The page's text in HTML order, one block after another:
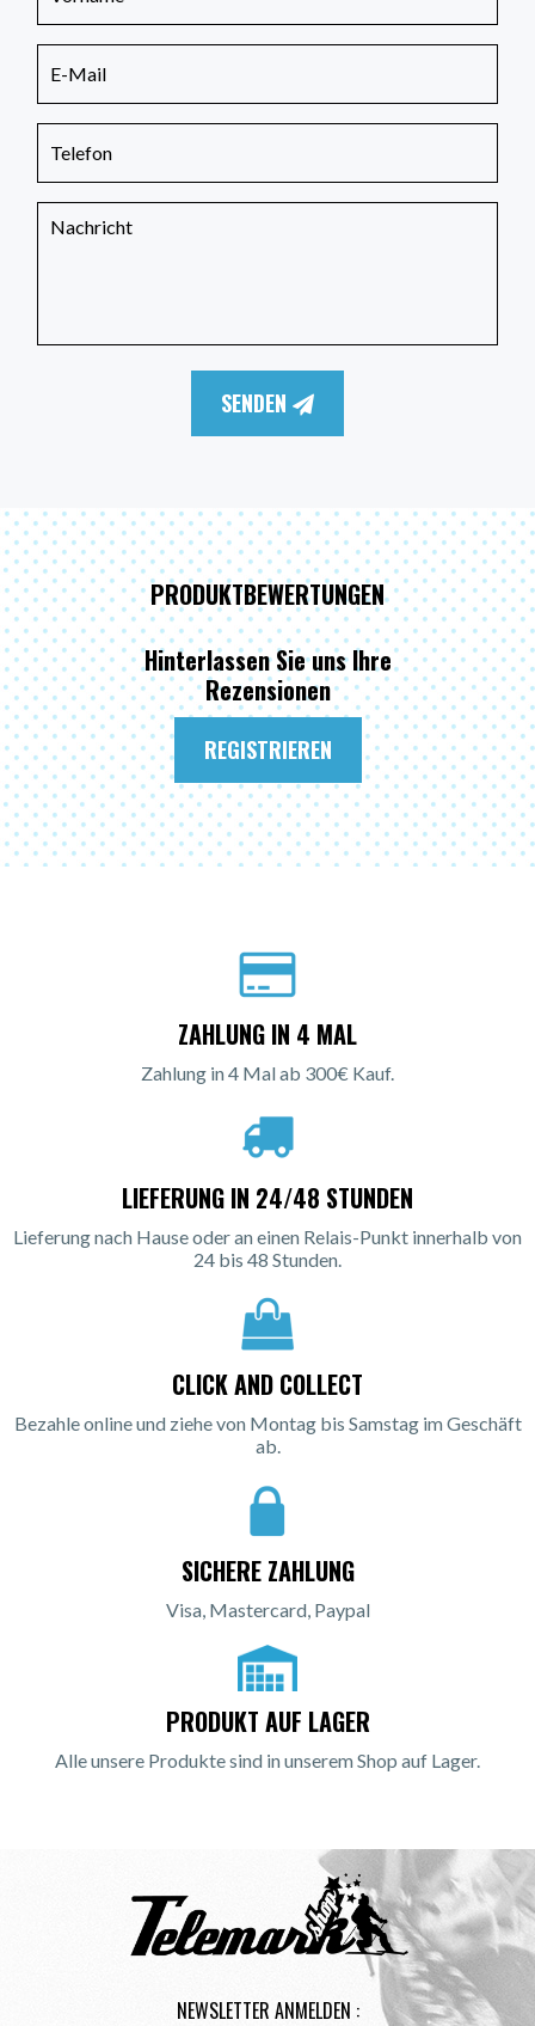
SENDEN
PRODUKTBEWERTUNGEN
Hinterlassen Sie uns Ihre
Rezensionen
REGISTRIEREN
ZAHLUNG IN 4 MAL
Zahlung in 4 Mal ab 300€ Kauf.
LIEFERUNG IN 24/48 STUNDEN
Lieferung nach Hause oder an einen Relais-Punkt innerhalb von
24 bis 48 Stunden.
CLICK AND COLLECT
Bezahle online und ziehe von Montag bis Samstag im Geschäft
ab.
SICHERE ZAHLUNG
Visa, Mastercard, Paypal
PRODUKT AUF LAGER
Alle unsere Produkte sind in unserem Shop auf Lager.
NEWSLETTER ANMELDEN :